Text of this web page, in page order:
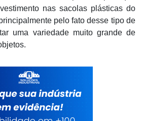
nas sacolas plásticas do
pelo fato desse tipo de
uma variedade muito grande de